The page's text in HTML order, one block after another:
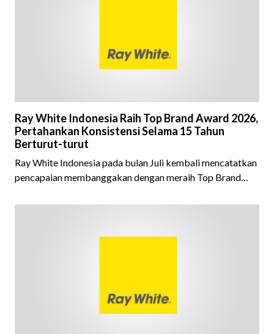
Ray White Indonesia Raih Top Brand Award 2026,
Pertahankan Konsistensi Selama 15 Tahun
Berturut-turut
Ray White Indonesia pada bulan Juli kembali mencatatkan
pencapaian membanggakan dengan meraih Top Brand
ini menjadi semakin istimewa karena Ray White Indonesia
tahun berturut-turut, sebuah bukti nyata atas konsistensi,